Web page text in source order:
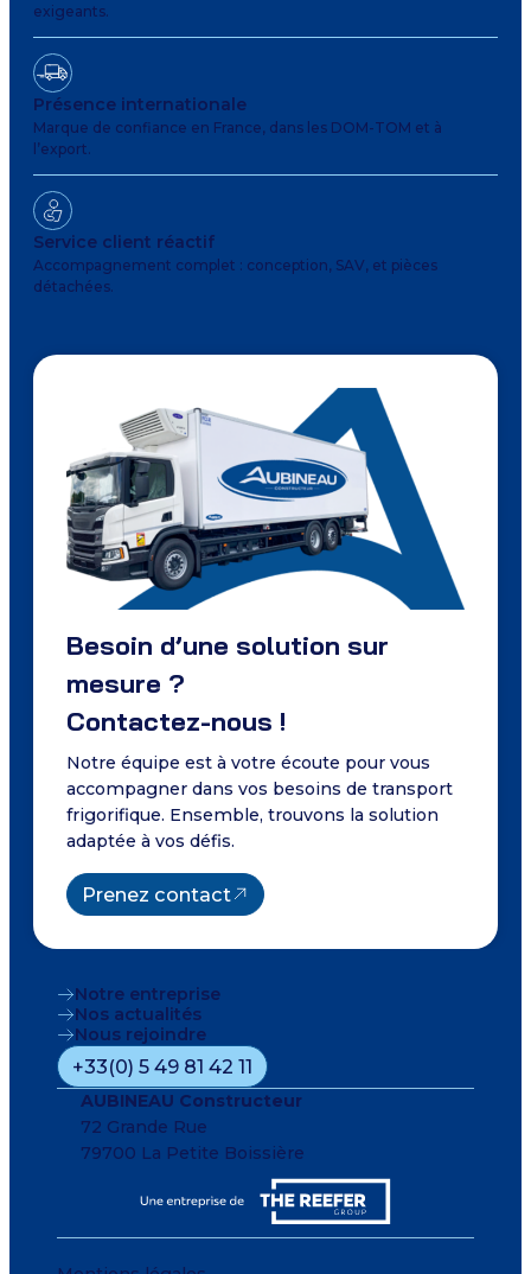
exigeants.
Présence internationale
Marque de confiance en France, dans les DOM-TOM et à
l’export.
Service client réactif
Accompagnement complet : conception, SAV, et pièces
détachées.
Besoin d’une solution sur
mesure ?
Contactez-nous !
Notre équipe est à votre écoute pour vous
accompagner dans vos besoins de transport
frigorifique. Ensemble, trouvons la solution
adaptée à vos défis.
Prenez contact
Notre entreprise
Nos actualités
Nous rejoindre
+33(0) 5 49 81 42 11
AUBINEAU Constructeur
72 Grande Rue
79700 La Petite Boissière